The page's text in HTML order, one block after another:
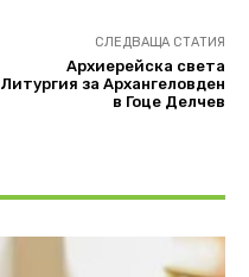
СЛЕДВАЩА СТАТИЯ
Архиерейска света
Литургия за Архангеловден
в Гоце Делчев